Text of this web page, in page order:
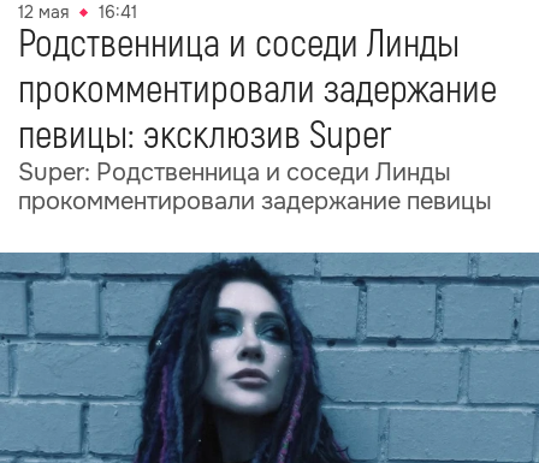
12 мая 16:41
Родственница и соседи Линды
прокомментировали задержание
певицы: эксклюзив Super
Super: Родственница и соседи Линды
прокомментировали задержание певицы